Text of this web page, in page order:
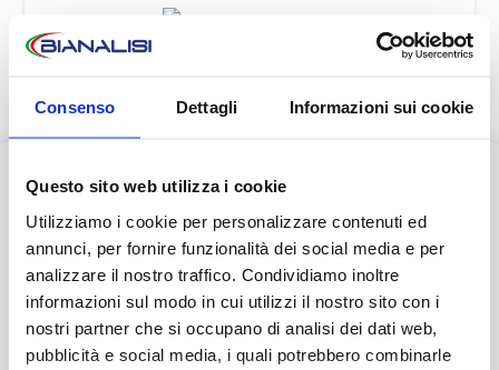
Consenso Dettagli Informazioni sui cookie
Questo sito web utilizza i cookie
Utilizziamo i cookie per personalizzare contenuti ed
annunci, per fornire funzionalità dei social media e per
analizzare il nostro traffico. Condividiamo inoltre
informazioni sul modo in cui utilizzi il nostro sito con i
nostri partner che si occupano di analisi dei dati web,
pubblicità e social media, i quali potrebbero combinarle
INFORMAZIONI E PRENOTAZIONI
Consulta i numeri da contattare
PRENOTA ONLINE
AVVISO AI PAZIENTI
Durante il mese di agosto alcuni Centri potrebbero osservare
orari ridotti o periodi di chiusura.
👉 Vi invitiamo a consultare ilcalendario completo con le
variazioni di agosto.